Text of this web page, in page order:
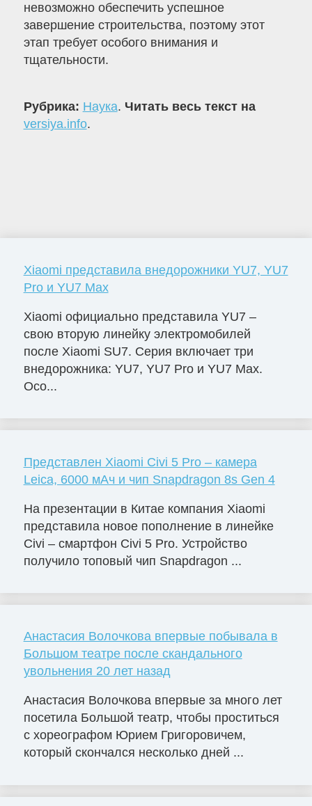
невозможно обеспечить успешное
завершение строительства, поэтому этот
этап требует особого внимания и
тщательности.
Рубрика: Наука. Читать весь текст на
versiya.info.
Xiaomi представила внедорожники YU7, YU7
Pro и YU7 Max
Xiaomi официально представила YU7 –
свою вторую линейку электромобилей
после Xiaomi SU7. Серия включает три
внедорожника: YU7, YU7 Pro и YU7 Max.
Осо...
Представлен Xiaomi Civi 5 Pro – камера
Leica, 6000 мАч и чип Snapdragon 8s Gen 4
На презентации в Китае компания Xiaomi
представила новое пополнение в линейке
Civi – смартфон Civi 5 Pro. Устройство
получило топовый чип Snapdragon ...
Анастасия Волочкова впервые побывала в
Большом театре после скандального
увольнения 20 лет назад
Анастасия Волочкова впервые за много лет
посетила Большой театр, чтобы проститься
с хореографом Юрием Григоровичем,
который скончался несколько дней ...